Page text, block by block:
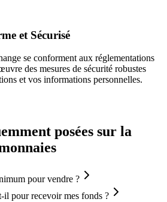
et Sécurisé
se conforment aux réglementations
des mesures de sécurité robustes
et vos informations personnelles.
posées sur la
pour vendre ?
il pour recevoir mes fonds ?